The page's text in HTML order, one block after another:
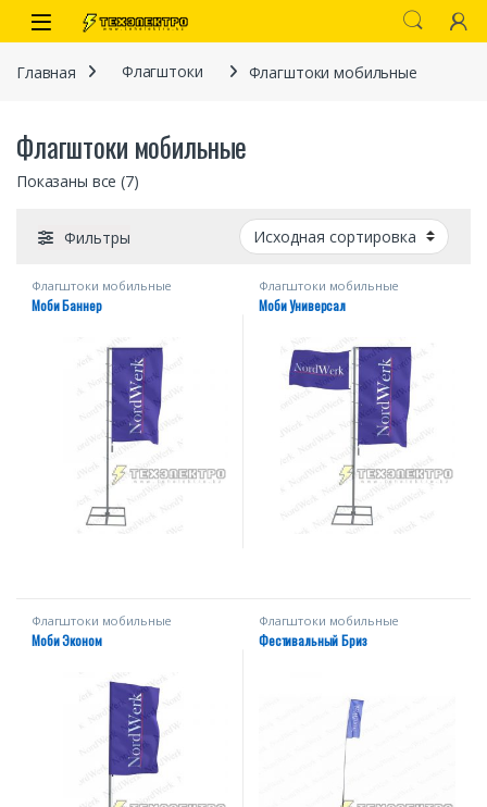
Перейти к навигации
перейти к содержанию
Open
Главная Флагштоки Флагштоки мобильные
Флагштоки мобильные
Показаны все (7)
Фильтры
Флагштоки мобильные
Моби Баннер
Флагштоки мобильные
Моби Универсал
Флагштоки мобильные
Моби Эконом
Флагштоки мобильные
Фестивальный Бриз